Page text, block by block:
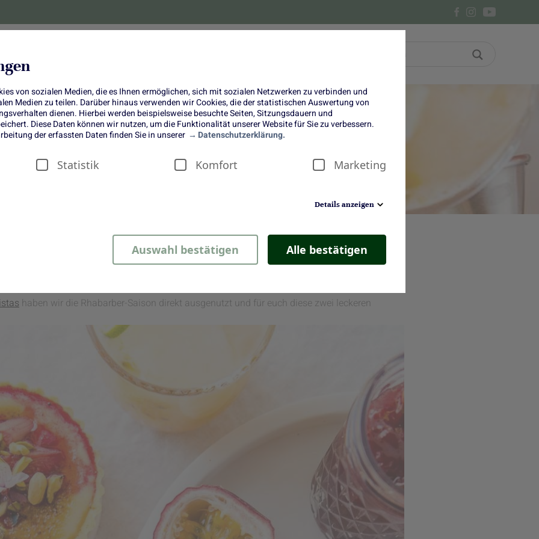
von sozialen Medien, die es Ihnen ermöglichen, sich mit sozialen Netzwerken zu verbinden und
Medien zu teilen. Darüber hinaus verwenden wir Cookies, die der statistischen Auswertung von
dienen. Hierbei werden beispielsweise besuchte Seiten, Sitzungsdauern und
Diese Daten können wir nutzen, um die Funktionalität unserer Website für Sie zu verbessern.
der erfassten Daten finden Sie in unserer
Datenschutzerklärung.
Statistik Komfort Marketing
Details anzeigen
Auswahl bestätigen Alle bestätigen
Creme brulee Tartelettes
und unser Rhubarb Passion
allem das erfrischende Gemüse, das im Frühling in süßen Desserts wie Kuchen und Kompott
haben wir die Rhabarber-Saison direkt ausgenutzt und für euch diese zwei leckeren